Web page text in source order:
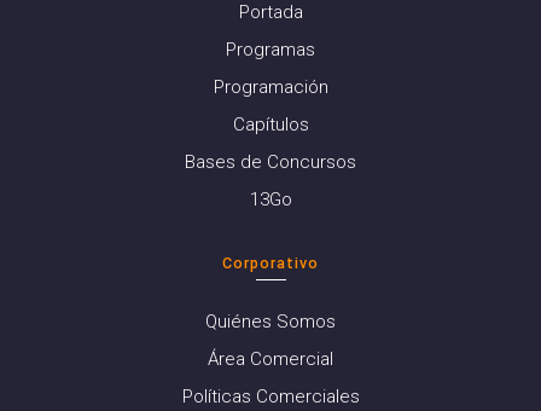
Portada
Programas
Programación
Capítulos
Bases de Concursos
13Go
Corporativo
Quiénes Somos
Área Comercial
Políticas Comerciales